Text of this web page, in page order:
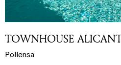
TOWNHOUSE
Pollensa